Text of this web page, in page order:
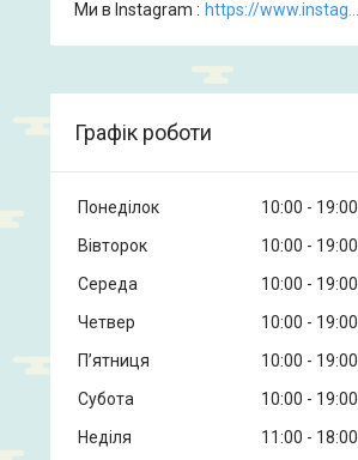
Ми в Instagram
Графік роботи
Понеділок 10:00
19:00
Вівторок
10:00
19:00
Середа
10:00
19:00
Четвер
10:00
19:00
Пʼятниця
10:00
19:00
Субота
10:00
19:00
Неділя
11:00 18:00